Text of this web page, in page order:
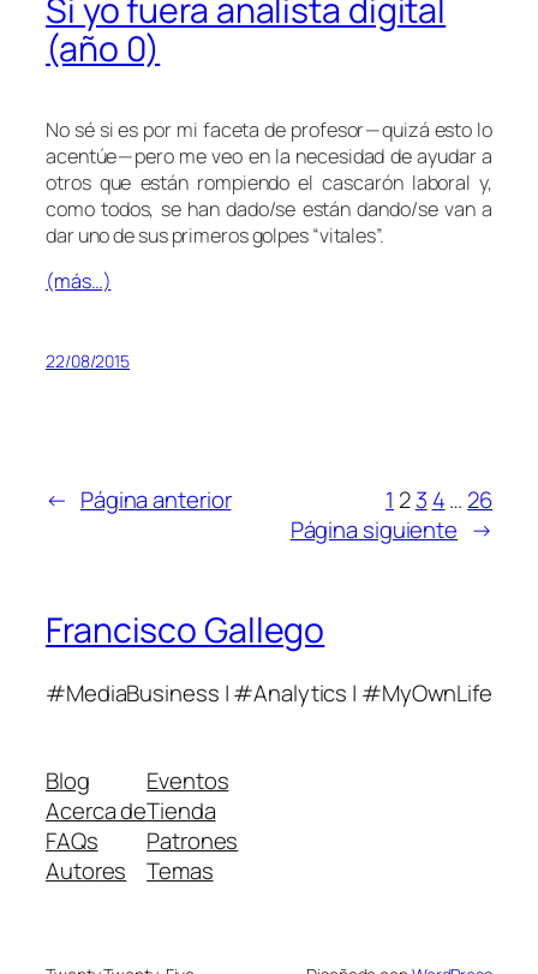
Si yo fuera analista digital
(año 0)
No sé si es por mi faceta de profesor — quizá esto lo
acentúe — pero me veo en la necesidad de ayudar a
otros que están rompiendo el cascarón laboral y,
como todos, se han dado/se están dando/se van a
dar uno de sus primeros golpes “vitales”.
(más…)
22/08/2015
← Página anterior 1 23 4… 26
Página siguiente →
Francisco Gallego
#MediaBusiness | #Analytics | #MyOwnLife
Blog
Acerca de
FAQs
Autores
Eventos
Tienda
Patrones
Temas